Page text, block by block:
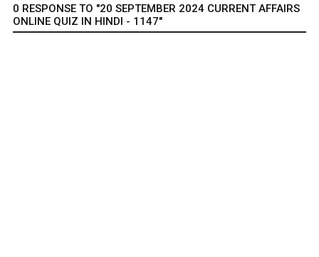
0 RESPONSE TO "20 SEPTEMBER 2024 CURRENT AFFAIRS
ONLINE QUIZ IN HINDI - 1147"